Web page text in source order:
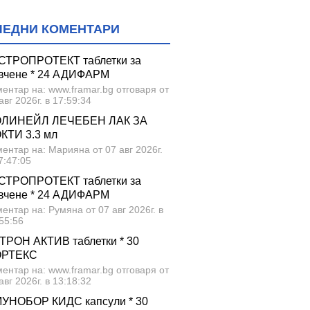
КОМЕНТАРИ
таблетки за
* 24 АДИФАРМ
на: www.framar.bg отговаря от
2026г. в 17:59:34
ЛЕЧЕБЕН ЛАК ЗА
3.3 мл
на: Марияна от 07 авг 2026г.
таблетки за
* 24 АДИФАРМ
на: Румяна от 07 авг 2026г. в
АКТИВ таблетки * 30
на: www.framar.bg отговаря от
2026г. в 13:18:32
КИДС капсули * 30